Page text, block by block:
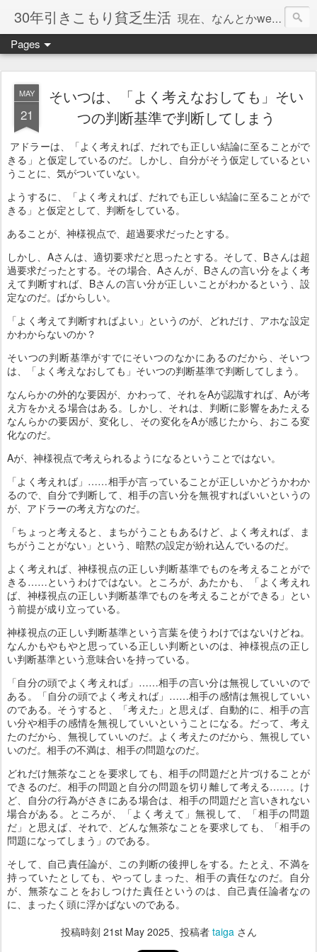
30年引きこもり貧乏生活 現在、なんとかweb系の仕事で食べています。このブログで扱う問題は「この世とはなにか」「人生とはなにか」「人間とはなにか」「強迫神経症の原因と解決法」「うつ病の原因と寄り添う方法」「家族の問題」などについてです。
Pages
MAY
21
そいつは、「よく考えなおしても」そい
つの判断基準で判断してしまう
アドラーは、「よく考えれば、だれでも正しい結論に至ることがで
きる」と仮定しているのだ。しかし、自分がそう仮定しているとい
うことに、気がついていない。
ようするに、「よく考えれば、だれでも正しい結論に至ることがで
きる」と仮定として、判断をしている。
あることが、神様視点で、超過要求だったとする。
しかし、Aさんは、適切要求だと思ったとする。そして、Bさんは超
過要求だったとする。その場合、Aさんが、Bさんの言い分をよく考
えて判断すれば、Bさんの言い分が正しいことがわかるという、設
定なのだ。ばからしい。
「よく考えて判断すればよい」というのが、どれだけ、アホな設定
かわからないのか？
そいつの判断基準がすでにそいつのなかにあるのだから、そいつ
は、「よく考えなおしても」そいつの判断基準で判断してしまう。
なんらかの外的な要因が、かわって、それをAが認識すれば、Aが考
え方をかえる場合はある。しかし、それは、判断に影響をあたえる
なんらかの要因が、変化し、その変化をAが感じたから、おこる変
化なのだ。
Aが、神様視点で考えられるようになるということではない。
「よく考えれば」……相手が言っていることが正しいかどうかわか
るので、自分で判断して、相手の言い分を無視すればいいというの
が、アドラーの考え方なのだ。
「ちょっと考えると、まちがうこともあるけど、よく考えれば、ま
ちがうことがない」という、暗黙の設定が紛れ込んでいるのだ。
よく考えれば、神様視点の正しい判断基準でものを考えることがで
きる……というわけではない。ところが、あたかも、「よく考えれ
ば、神様視点の正しい判断基準でものを考えることができる」とい
う前提が成り立っている。
神様視点の正しい判断基準という言葉を使うわけではないけどね。
なんかもやもやと思っている正しい判断といのは、神様視点の正し
い判断基準という意味合いを持っている。
「自分の頭でよく考えれば」……相手の言い分は無視していいので
ある。「自分の頭でよく考えれば」……相手の感情は無視していい
のである。そうすると、「考えた」と思えば、自動的に、相手の言
い分や相手の感情を無視していいということになる。だって、考え
たのだから、無視していいのだ。よく考えたのだから、無視してい
いのだ。相手の不満は、相手の問題なのだ。
どれだけ無茶なことを要求しても、相手の問題だと片づけることが
できるのだ。相手の問題と自分の問題を切り離して考える……。け
ど、自分の行為がさきにある場合は、相手の問題だと言いきれない
場合がある。ところが、「よく考えて」無視して、「相手の問題
だ」と思えば、それで、どんな無茶なことを要求しても、「相手の
問題になってしまう」のである。
そして、自己責任論が、この判断の後押しをする。たとえ、不満を
持っていたとしても、やってしまった、相手の責任なのだ。自分
が、無茶なことをおしつけた責任というのは、自己責任論者なの
に、まったく頭に浮かばないのである。
投稿時刻 21st May 2025、投稿者 taigaさん